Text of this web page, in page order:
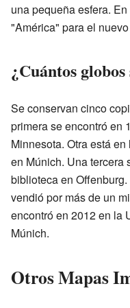
una pequeña esfera.
"América" para el
¿Cuántos
Se conservan cinco
primera se encontró en
Minnesota. Otra está
en Múnich. Una tercera
biblioteca en
vendió por más de un
encontró en 2012 en la
Múnich.
Otros Mapas